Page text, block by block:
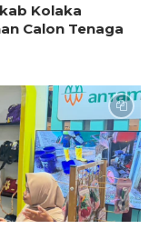
Kolaka
Calon Tenaga